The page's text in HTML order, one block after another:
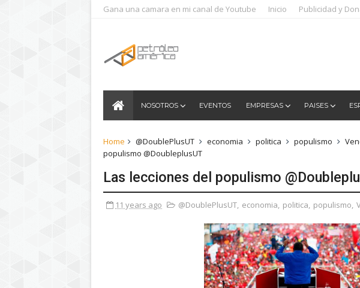
Gana una camara en mi canal de Youtube Inicio Publicidad y
NOSOTROS EVENTOS EMPRESAS PAISES
Home @DoublePlusUT economia politica populismo
populismo @DoubleplusUT
Las lecciones del populismo
11 years ago @DoublePlusUT, economia, politica, populismo,